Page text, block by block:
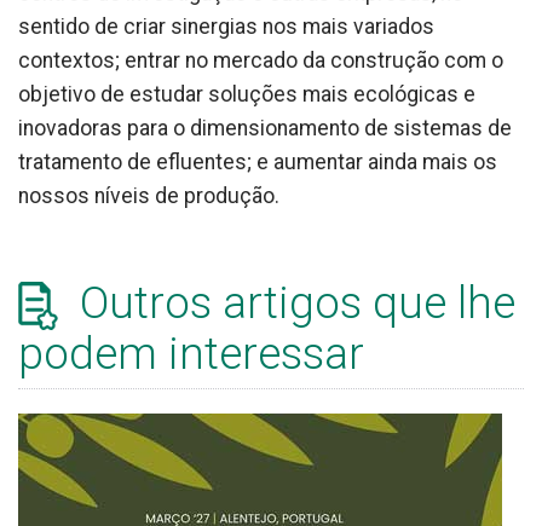
sentido de criar sinergias nos mais variados
contextos; entrar no mercado da construção com o
objetivo de estudar soluções mais ecológicas e
inovadoras para o dimensionamento de sistemas de
tratamento de efluentes; e aumentar ainda mais os
nossos níveis de produção.
Outros artigos que lhe
podem interessar